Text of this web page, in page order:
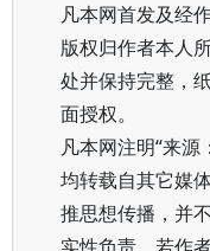
凡本网首发及经
版权归作者本人
处并保持完整，
面授权。
凡本网注明“来源
均转载自其它媒
推思想传播，并